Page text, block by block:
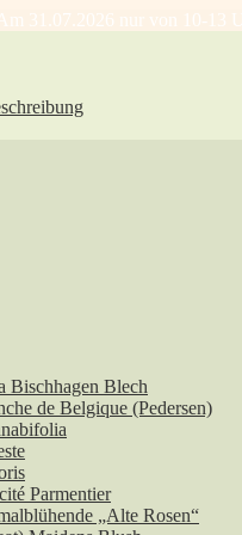
31.07.2026 nur von 10-13
Bischhagen Blech
de Belgique (Pedersen)
Parmentier
„Alte Rosen“